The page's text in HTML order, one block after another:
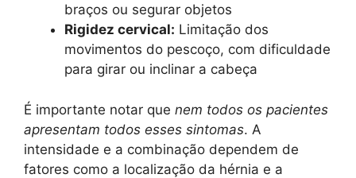
braços ou segurar objetos
Rigidez cervical: Limitação dos
movimentos do pescoço, com dificuldade
para girar ou inclinar a cabeça
É importante notar que nem todos os pacientes
apresentam todos esses sintomas. A
intensidade e a combinação dependem de
fatores como a localização da hérnia e a